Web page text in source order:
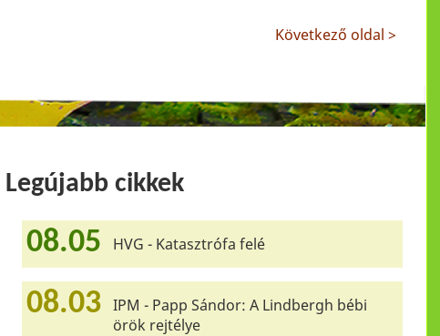
Következő oldal >
Legújabb cikkek
08.05 HVG - Katasztrófa felé
08.03
IPM - Papp Sándor: A Lindbergh bébi
örök rejtélye